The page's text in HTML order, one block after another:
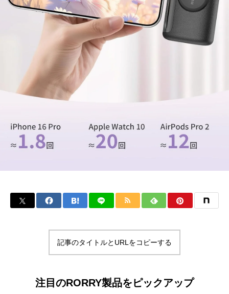
記事のタイトルとURLをコピーする
注目のRORRY製品をピックアップ